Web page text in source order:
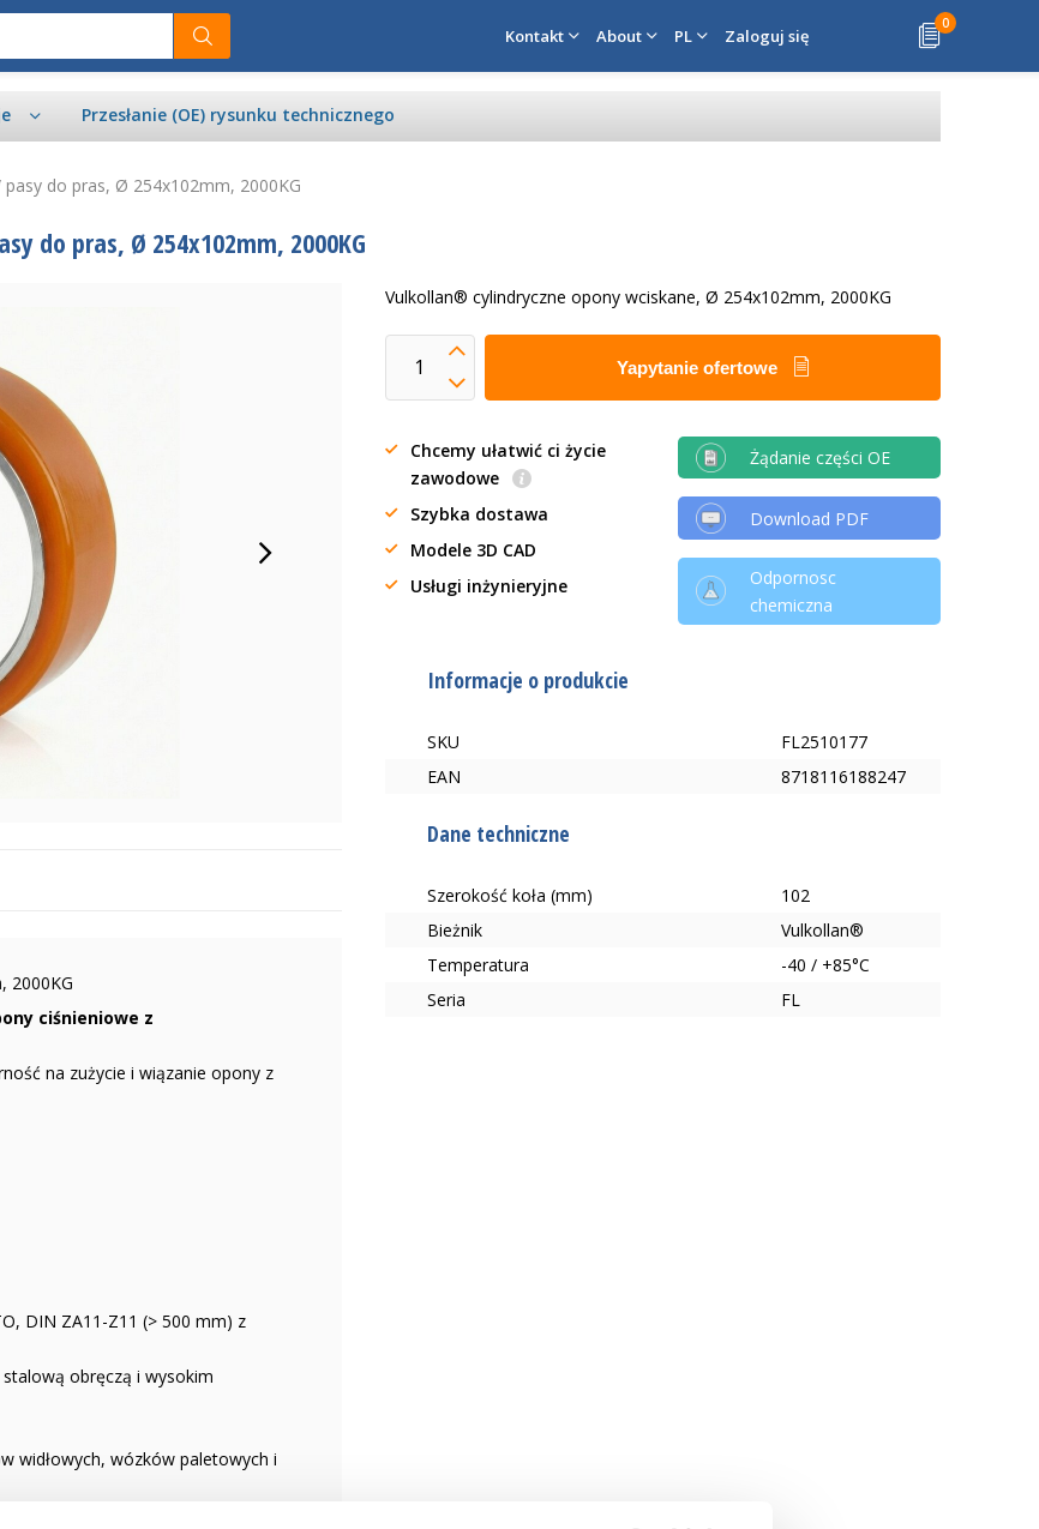
Kontakt About PL Zaloguj się
0
Przesłanie (OE) rysunku technicznego
do pras, Ø 254x102mm, 2000KG
do pras, Ø 254x102mm, 2000KG
2000KG
ciśnieniowe z
na zużycie i wiązanie opony z
DIN ZA11-Z11 (> 500 mm) z
obręczą i wysokim
widłowych, wózków paletowych i
Vulkollan® cylindryczne opony wciskane, Ø 254x102mm, 2000KG
Yapytanie ofertowe
Chcemy ułatwić ci życie
zawodowe
Szybka dostawa
Modele 3D CAD
Usługi inżynieryjne
Żądanie części OE
Download PDF
Odpornosc
chemiczna
Informacje o produkcie
SKU
FL2510177
EAN
8718116188247
Dane techniczne
Szerokość koła (mm)
102
Bieżnik
Vulkollan®
Temperatura
-40 / +85°C
Seria
FL